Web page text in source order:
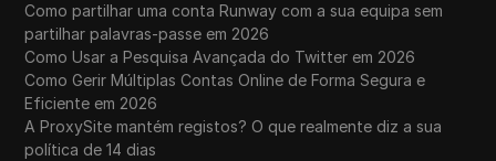
Como partilhar uma conta Runway com a sua equipa sem
partilhar palavras-passe em 2026
Como Usar a Pesquisa Avançada do Twitter em 2026
Como Gerir Múltiplas Contas Online de Forma Segura e
Eficiente em 2026
A ProxySite mantém registos? O que realmente diz a sua
política de 14 dias